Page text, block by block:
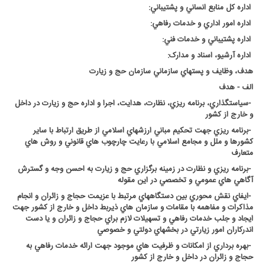
اداره کل منابع انساني و پشتيباني:
اداره امور اداري و خدمات رفاهي:
اداره پشتيباني و خدمات فني:
اداره آرشيو، اسناد و مدارک:
هدف، وظايف و پستهاي سازماني سازمان حج و زيارت
الف - هدف
-سياستگذاري، برنامه ريزي، نظارت، هدايت، اجرا و اداره حج و زيارت در داخل
و خارج از کشور
-برنامه ريزي جهت تحکيم مباني ارزشهاي اسلامي از طريق ارتباط با ساير
کشورها و ملل و مجامع اسلامي با رعايت چارچوب هاي قانوني و روش هاي
متعارف
-برنامه ريزي و نظارت در زمينه برگزاري حج و زيارت به احسن وجه و گسترش
آگاهي هاي عمومي و تخصصي در اين مقوله
-ايفاي نقش محوري بين دستگاههاي مرتبط با عزيمت حجاج و زائران و انجام
مذاکرات و مفاهمه با مقامات و سازمان هاي ذيربط داخل و خارج از کشور جهت
ايجاد و جلب خدمات رفاهي و تسهيلات لازم براي حجاج و زائران و يا دست
اندرکاران امور زيارتي در بخشهاي دولتي و خصوصي
-بهره برداري از امکانات و ظرفيت هاي موجود جهت ارائه خدمات رفاهي به
حجاج و زائران در داخل و خارج از کشور